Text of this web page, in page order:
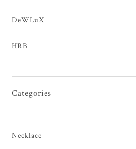
DeWLuX
HRB
Categories
Necklace